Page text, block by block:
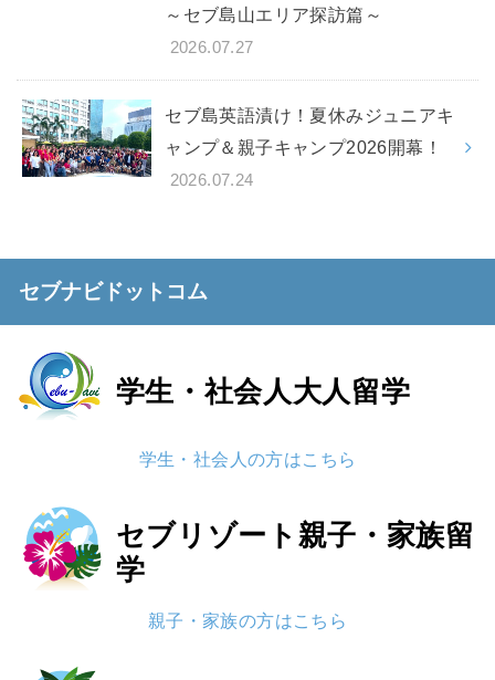
～セブ島山エリア探訪篇～
2026.07.27
セブ島英語漬け！夏休みジュニアキ
ャンプ＆親子キャンプ2026開幕！
2026.07.24
セブナビドットコム
学生・社会人大人留学
学生・社会人の方はこちら
セブリゾート 親子・家族留
学
親子・家族の方はこちら